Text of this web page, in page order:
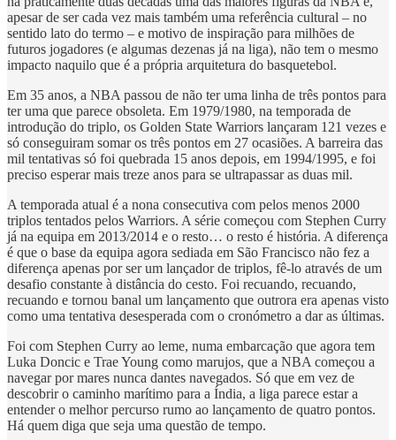
apesar de ser cada vez mais também uma referência cultural – no
sentido lato do termo – e motivo de inspiração para milhões de
futuros jogadores (e algumas dezenas já na liga), não tem o mesmo
impacto naquilo que é a própria arquitetura do basquetebol.
Em 35 anos, a NBA passou de não ter uma linha de três pontos para
ter uma que parece obsoleta. Em 1979/1980, na temporada de
introdução do triplo, os Golden State Warriors lançaram 121 vezes e
só conseguiram somar os três pontos em 27 ocasiões. A barreira das
mil tentativas só foi quebrada 15 anos depois, em 1994/1995, e foi
preciso esperar mais treze anos para se ultrapassar as duas mil.
A temporada atual é a nona consecutiva com pelos menos 2000
triplos tentados pelos Warriors. A série começou com Stephen Curry
já na equipa em 2013/2014 e o resto… o resto é história. A diferença
é que o base da equipa agora sediada em São Francisco não fez a
diferença apenas por ser um lançador de triplos, fê-lo através de um
desafio constante à distância do cesto. Foi recuando, recuando,
recuando e tornou banal um lançamento que outrora era apenas visto
como uma tentativa desesperada com o cronómetro a dar as últimas.
Foi com Stephen Curry ao leme, numa embarcação que agora tem
Luka Doncic e Trae Young como marujos, que a NBA começou a
navegar por mares nunca dantes navegados. Só que em vez de
descobrir o caminho marítimo para a Índia, a liga parece estar a
entender o melhor percurso rumo ao lançamento de quatro pontos.
Há quem diga que seja uma questão de tempo.